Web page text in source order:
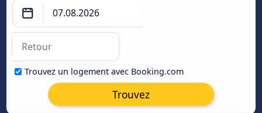
Trouvez un logement avec Booking.com
Trouvez